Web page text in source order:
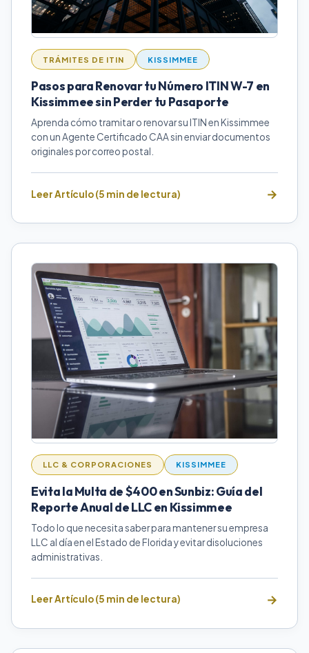
TRÁMITES DE ITIN KISSIMMEE
Pasos para Renovar tu Número ITIN W-7 en
Kissimmee sin Perder tu Pasaporte
Aprenda cómo tramitar o renovar su ITIN en Kissimmee
con un Agente Certificado CAA sin enviar documentos
originales por correo postal.
Leer Artículo (5 min de lectura)
LLC & CORPORACIONES KISSIMMEE
Evita la Multa de $400 en Sunbiz: Guía del
Reporte Anual de LLC en Kissimmee
Todo lo que necesita saber para mantener su empresa
LLC al día en el Estado de Florida y evitar disoluciones
administrativas.
Leer Artículo (5 min de lectura)